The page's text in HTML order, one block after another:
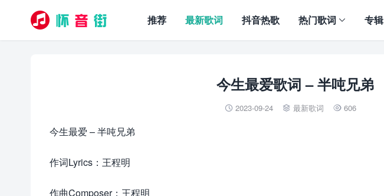
推荐 最新歌词 抖音热歌 热门歌词 专辑
今生最爱歌词 – 半吨兄弟
 2023-09-24  最新歌词  606
今生最爱 – 半吨兄弟
作词Lyrics：王程明
作曲Composer：王程明